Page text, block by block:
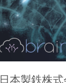
日本製鉄株